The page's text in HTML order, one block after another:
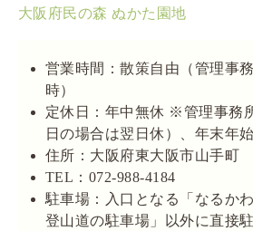
大阪府民の森 ぬかた園地
営業時間：散策自由（管理事
時）
定休日：年中無休 ※管理事務
日の場合は翌日休）、年末年
住所：大阪府東大阪市山手町
TEL：072-988-4184
駐車場：入口となる「なるか
登山道の駐車場」以外に直接